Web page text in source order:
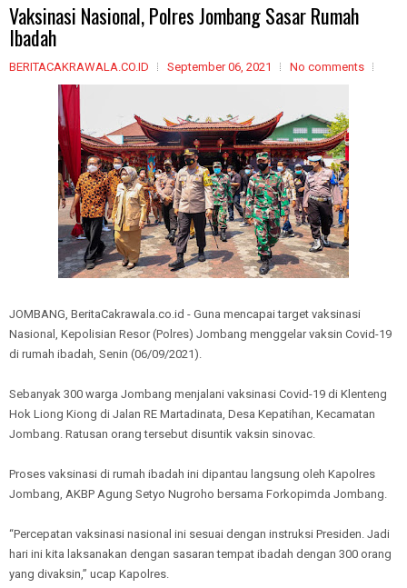
Vaksinasi Nasional, Polres Jombang Sasar Rumah
Ibadah
BERITACAKRAWALA.CO.ID September 06, 2021 No comments
JOMBANG, BeritaCakrawala.co.id - Guna mencapai target vaksinasi
Nasional, Kepolisian Resor (Polres) Jombang menggelar vaksin Covid-19
di rumah ibadah, Senin (06/09/2021).
Sebanyak 300 warga Jombang menjalani vaksinasi Covid-19 di Klenteng
Hok Liong Kiong di Jalan RE Martadinata, Desa Kepatihan, Kecamatan
Jombang. Ratusan orang tersebut disuntik vaksin sinovac.
Proses vaksinasi di rumah ibadah ini dipantau langsung oleh Kapolres
Jombang, AKBP Agung Setyo Nugroho bersama Forkopimda Jombang.
“Percepatan vaksinasi nasional ini sesuai dengan instruksi Presiden. Jadi
hari ini kita laksanakan dengan sasaran tempat ibadah dengan 300 orang
yang divaksin,” ucap Kapolres.